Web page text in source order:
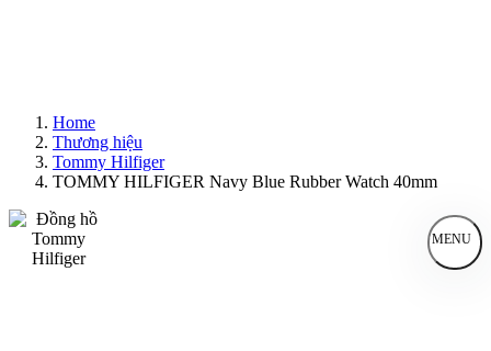
Home
Thương hiệu
Tommy Hilfiger
TOMMY HILFIGER Navy Blue Rubber Watch 40mm
MENU